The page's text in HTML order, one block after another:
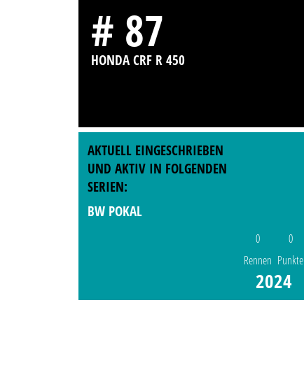
# 87
HONDA CRF R 450
AKTUELL EINGESCHRIEBEN
UND AKTIV IN FOLGENDEN
SERIEN:
BW POKAL
0
Rennen
0
Punkte
2024